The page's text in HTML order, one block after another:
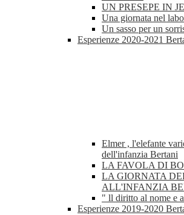
UN PRESEPE IN
Una giornata nel
Un sasso per un
Esperienze 2020-2021
Elmer , l'elefante
dell'infanzia Bertani
LA FAVOLA DI
LA GIORNATA
ALL'INFANZIA
" ll diritto al nome e
Esperienze 2019-2020